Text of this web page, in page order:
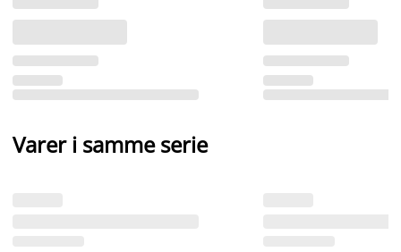
Varer i samme serie